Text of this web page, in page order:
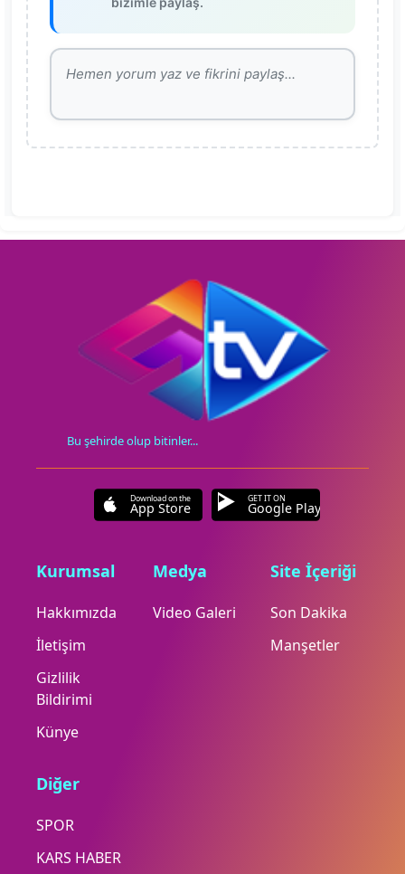
Bu şehirde olup bitinler...
Download on the
App Store
GET IT ON
Google Play
Kurumsal
Hakkımızda
İletişim
Gizlilik
Bildirimi
Künye
Medya
Video Galeri
Site İçeriği
Son Dakika
Manşetler
Diğer
SPOR
KARS HABER